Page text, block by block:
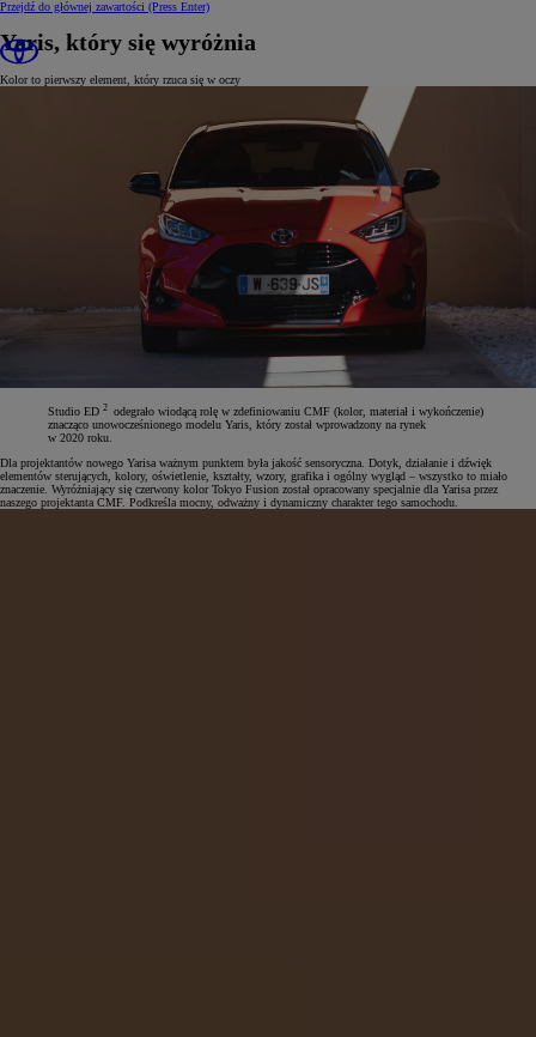
Przejdź do głównej zawartości (Press Enter)
Yaris, który się wyróżnia
Kolor to pierwszy element, który rzuca się w oczy
Studio ED 2 odegrało wiodącą rolę w zdefiniowaniu CMF (kolor, materiał i wykończenie)
znacząco unowocześnionego modelu Yaris, który został wprowadzony na rynek
w 2020 roku.
Dla projektantów nowego Yarisa ważnym punktem była jakość sensoryczna. Dotyk, działanie i dźwięk
elementów sterujących, kolory, oświetlenie, kształty, wzory, grafika i ogólny wygląd – wszystko to miało
znaczenie. Wyróżniający się czerwony kolor Tokyo Fusion został opracowany specjalnie dla Yarisa przez
naszego projektanta CMF. Podkreśla mocny, odważny i dynamiczny charakter tego samochodu.